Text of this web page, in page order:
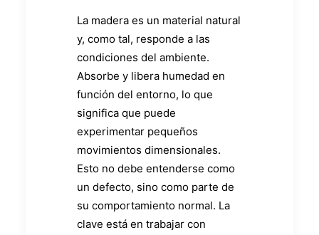
La madera es un material natural
y, como tal, responde a las
condiciones del ambiente.
Absorbe y libera humedad en
función del entorno, lo que
significa que puede
experimentar pequeños
movimientos dimensionales.
Esto no debe entenderse como
un defecto, sino como parte de
su comportamiento normal. La
clave está en trabajar con